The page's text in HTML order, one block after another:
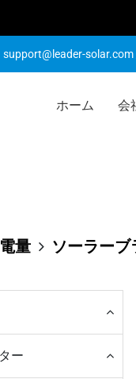
support@leader-solar.com
ホーム 会
3 IN
量 ソーラー
ー